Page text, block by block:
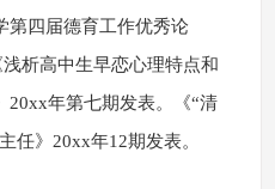
第四届德育工作优秀论
析高中生早恋心理特点和
20xx年第七期发表。《“清
任》20xx年12期发表。